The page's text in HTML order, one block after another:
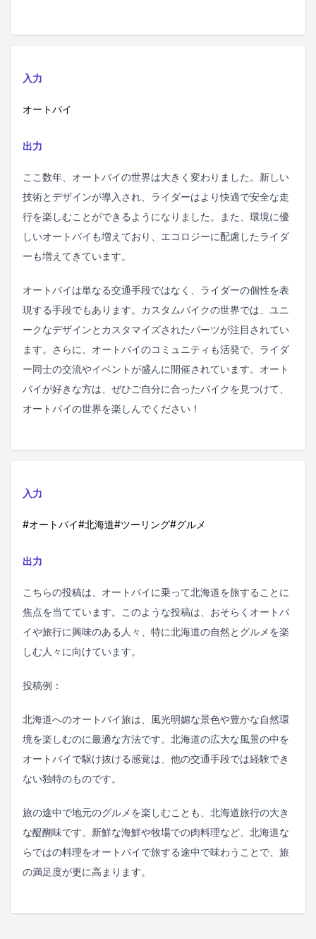
入力
オートバイ
出力
ここ数年、オートバイの世界は大きく変わりました。新しい
技術とデザインが導入され、ライダーはより快適で安全な走
行を楽しむことができるようになりました。また、環境に優
しいオートバイも増えており、エコロジーに配慮したライダ
ーも増えてきています。
オートバイは単なる交通手段ではなく、ライダーの個性を表
現する手段でもあります。カスタムバイクの世界では、ユニ
ークなデザインとカスタマイズされたパーツが注目されてい
ます。さらに、オートバイのコミュニティも活発で、ライダ
ー同士の交流やイベントが盛んに開催されています。オート
バイが好きな方は、ぜひご自分に合ったバイクを見つけて、
オートバイの世界を楽しんでください！
入力
#オートバイ#北海道#ツーリング#グルメ
出力
こちらの投稿は、オートバイに乗って北海道を旅することに
焦点を当てています。このような投稿は、おそらくオートバ
イや旅行に興味のある人々、特に北海道の自然とグルメを楽
しむ人々に向けています。
投稿例：
北海道へのオートバイ旅は、風光明媚な景色や豊かな自然環
境を楽しむのに最適な方法です。北海道の広大な風景の中を
オートバイで駆け抜ける感覚は、他の交通手段では経験でき
ない独特のものです。
旅の途中で地元のグルメを楽しむことも、北海道旅行の大き
な醍醐味です。新鮮な海鮮や牧場での肉料理など、北海道な
らではの料理をオートバイで旅する途中で味わうことで、旅
の満足度が更に高まります。